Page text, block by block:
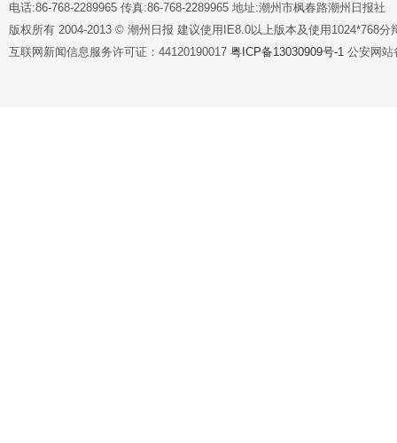
电话:86-768-2289965 传真:86-768-2289965 地址:潮州市枫春路潮州日报社
版权所有 2004-2013 © 潮州日报 建议使用IE8.0以上版本及使用1024*768分
互联网新闻信息服务许可证：44120190017 粤ICP备13030909号-1 公安网站